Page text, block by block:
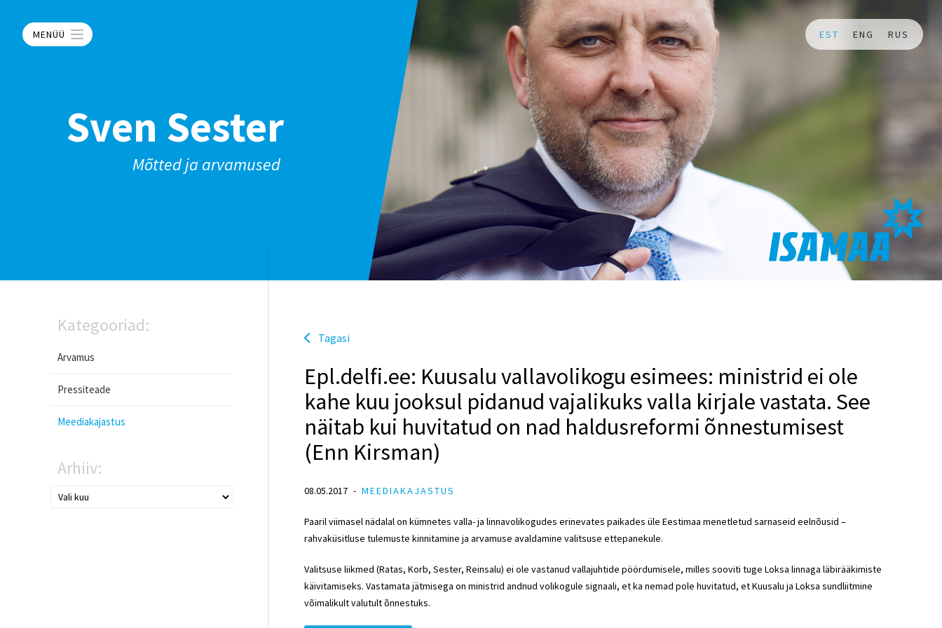
MENÜÜ EST ENG RUS
Sven Sester
Mõtted ja arvamused
Kategooriad:
Arvamus
Pressiteade
Meediakajastus
Arhiiv:
Tagasi
Epl.delfi.ee: Kuusalu vallavolikogu esimees: ministrid ei ole
kahe kuu jooksul pidanud vajalikuks valla kirjale vastata. See
näitab kui huvitatud on nad haldusreformi õnnestumisest
(Enn Kirsman)
08.05.2017 MEEDIAKAJASTUS
Paaril viimasel nädalal on kümnetes valla- ja linnavolikogudes erinevates paikades üle Eestimaa menetletud sarnaseid eelnõusid –
rahvaküsitluse tulemuste kinnitamine ja arvamuse avaldamine valitsuse ettepanekule.
Valitsuse liikmed (Ratas, Korb, Sester, Reinsalu) ei ole vastanud vallajuhtide pöördumisele, milles sooviti tuge Loksa linnaga läbirääkimiste
käivitamiseks. Vastamata jätmisega on ministrid andnud volikogule signaali, et ka nemad pole huvitatud, et Kuusalu ja Loksa sundliitmine
võimalikult valutult õnnestuks.